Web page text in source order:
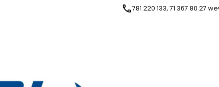
781 220 133, 71 367 80 27